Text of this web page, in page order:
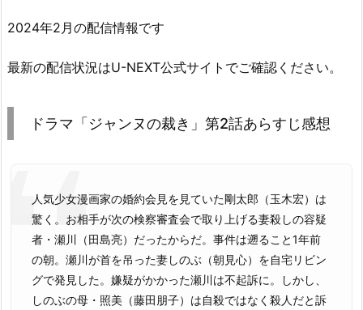
2024年2月の配信情報です
最新の配信状況はU-NEXT公式サイトでご確認ください。
ドラマ「ジャンヌの裁き」第2話あらすじ感想
人気少女漫画家の婚約会見を見ていた剛太郎（玉木宏）は
驚く。お相手が次の検察審査会で取り上げる妻殺しの容疑
者・瀬川（田島亮）だったからだ。事件は遡ること1年前
の朝。瀬川が首を吊った妻しのぶ（朝見心）を自宅リビン
グで発見した。嫌疑がかかった瀬川は不起訴に。しかし、
しのぶの母・照美（藤田朋子）は自殺ではなく殺人だと訴